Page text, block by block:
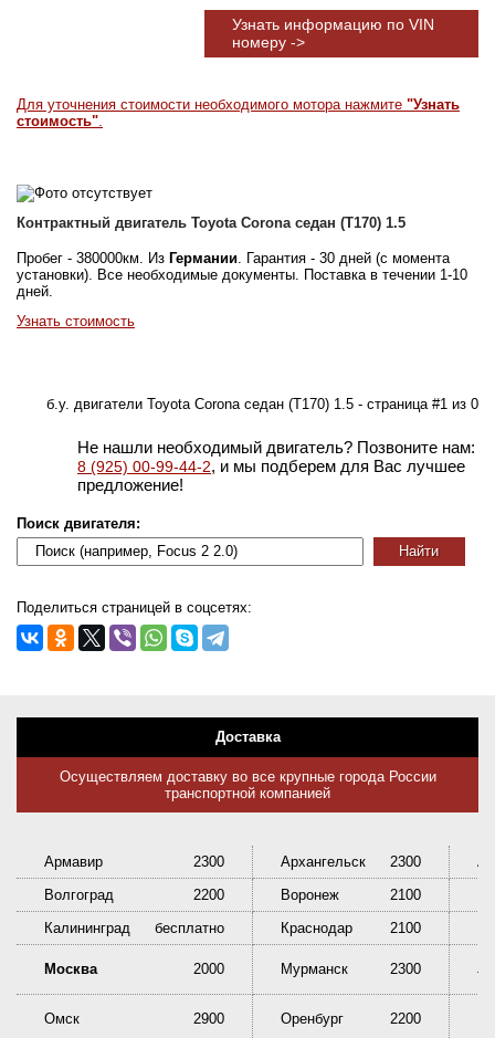
Узнать информацию по VIN
номеру ->
Для уточнения стоимости необходимого мотора нажмите "Узнать
стоимость"
Контрактный двигатель Toyota Corona седан (T170) 1.5
Пробег - 380000км. Из Германии . Гарантия - 30 дней (с момента
установки). Все необходимые документы. Поставка в течении 1-10
дней.
Узнать стоимость
б.у. двигатели Toyota Corona седан (T170) 1.5 - страница #1 из 0
Не нашли необходимый двигатель? Позвоните нам:
8 (925) 00-99-44-2, и мы подберем для Вас лучшее
предложение!
Поиск двигателя:
Поделиться страницей в соцсетях:
Доставка
Осуществляем доставку во все крупные города России
транспортной компанией
Армавир 2300 Архангельск 2300
Волгоград
2200 Воронеж 2100
Калининград
бесплатно Краснодар 2100
Москва 2000 Мурманск 2300
Омск 2900 Оренбург 2200